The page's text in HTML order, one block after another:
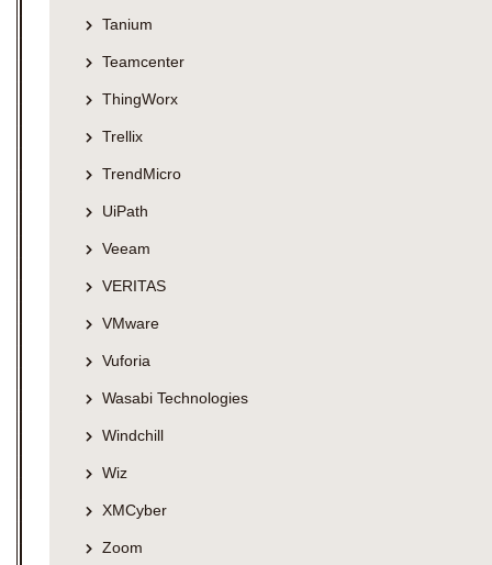
Tanium
Teamcenter
ThingWorx
Trellix
TrendMicro
UiPath
Veeam
VERITAS
VMware
Vuforia
Wasabi Technologies
Windchill
Wiz
XMCyber
Zoom